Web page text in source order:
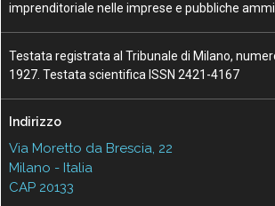
imprenditoriale nelle imprese e pubbliche
Testata registrata al Tribunale di Milano,
1927. Testata scientifica ISSN 2421-4167
Indirizzo
Via Moretto da Brescia, 22
Milano - Italia
CAP 20133